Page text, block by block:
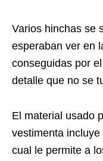
Varios hinchas se
esperaban ver en
conseguidas por
detalle que no se
El material usado
vestimenta
cual le permite a